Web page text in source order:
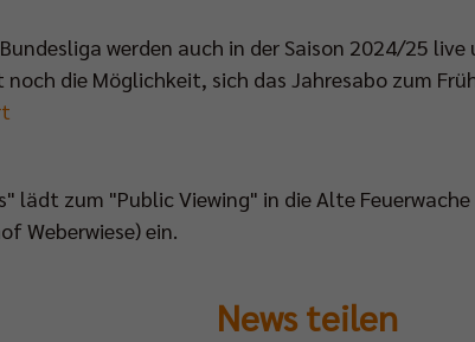
werden auch in der Saison 2024/25
die Möglichkeit, sich das Jahresabo zum
lädt zum "Public Viewing" in die Alte
Weberwiese) ein.
News teilen